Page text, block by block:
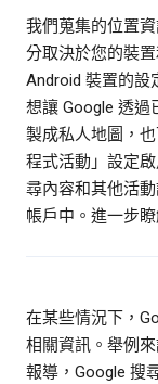
我們蒐集的位置
分取決於您的裝
Android 裝置的設
想讓 Google 透過
製成私人地圖，
程式活動」設定
尋內容和其他活
帳戶中。進一步
在某些情況下，
相關資訊。舉例
報導，Google 搜